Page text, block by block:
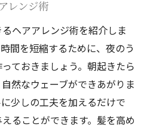
レンジ術
ヘアアレンジ術を紹介しま
間を短縮するために、夜のう
ておきましょう。朝起きたら
然なウェーブができあがりま
少しの工夫を加えるだけで
ることができます。髪を高め